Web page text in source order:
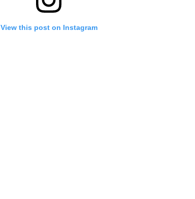
View this post on Instagram